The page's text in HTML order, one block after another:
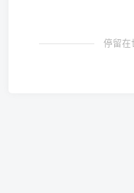
停留在